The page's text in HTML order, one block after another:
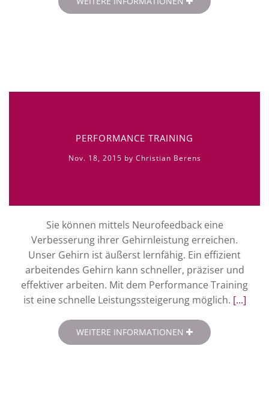
PERFORMANCE TRAINING
Nov. 18, 2015 by Christian Berens
Sie können mittels Neurofeedback eine
Verbesserung ihrer Gehirnleistung erreichen.
Unser Gehirn ist äußerst lernfähig. Ein effizient
arbeitendes Gehirn kann schneller, präziser und
effektiver arbeiten. Mit dem Performance Training
ist eine schnelle Leistungssteigerung möglich. [...]
WEITERE INFORMATIONEN